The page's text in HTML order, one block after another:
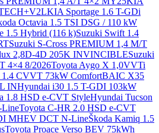
KIA Sportage 1.6 T-GDi
Octavia 1.5 TSI DSG / 110 kW
1.5 Hybrid (116 k)Suzuki Swift 1.4
Suzuki S-Cross PREMIUM 1,4 M/T
2,8D-4D 205K INVINCIBLESuzuki
4×4 8/2026Toyota Aygo X 1,0VVTi
CVVT 73kW ComfortBAIC X35
INHyundai i30 1.5 T-GDI 103kW
1.8 HSD e-CVT StyleHyundai Tucson
LineToyota C-HR 2.0 HSD e-CVT
MHEV DCT N-LineŠkoda Kamiq 1.5
Toyota Proace Verso BEV 75kWh